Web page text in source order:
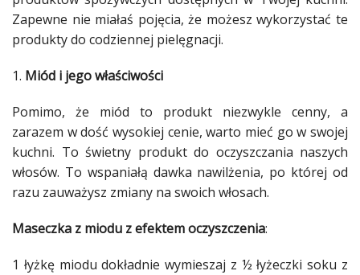
Studniówka
Dodaj
«
Dodaj
Dodaj
galerię
Dodaj
Najlepsze
Zapewne nie miałaś pojęcia, że możesz wykorzystać te
produkty do codziennej pielęgnacji.
1. Miód i jego właściwości
Pomimo, że miód to produkt niezwykle cenny, a
zarazem w dość wysokiej cenie, warto mieć go w swojej
kuchni. To świetny produkt do oczyszczania naszych
włosów. To wspaniałą dawka nawilżenia, po której od
razu zauważysz zmiany na swoich włosach.
Maseczka z miodu z efektem oczyszczenia:
1 łyżkę miodu dokładnie wymieszaj z ½ łyżeczki soku z